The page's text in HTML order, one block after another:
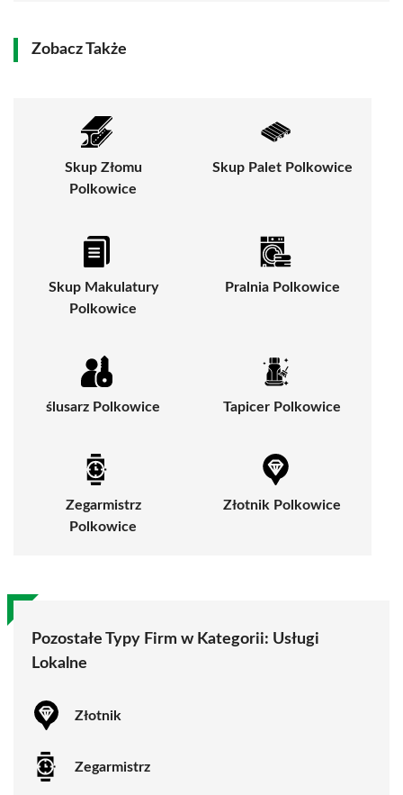
Zobacz Także
Skup Złomu
Polkowice
Skup Palet Polkowice
Skup Makulatury
Polkowice
Pralnia Polkowice
ślusarz Polkowice Tapicer Polkowice
Zegarmistrz
Polkowice
Złotnik Polkowice
Pozostałe Typy Firm w Kategorii: Usługi
Lokalne
Złotnik
Zegarmistrz